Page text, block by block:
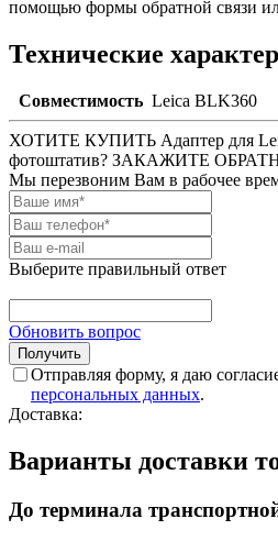
помощью формы обратной связи
Технические
Совместимость Leica BLK360
ХОТИТЕ КУПИТЬ Адаптер для
фотоштатив? ЗАКАЖИТЕ
Мы перезвоним Вам в рабочее
Выберите правильный ответ
Обновить вопрос
Отправляя форму, я даю
персональных данных.
Доставка:
Варианты доставки
До терминала